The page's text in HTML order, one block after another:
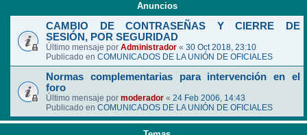
Anuncios
CAMBIO DE CONTRASEÑAS Y CIERRE DE
SESIÓN, POR SEGURIDAD
Último mensaje por Administrador « 30 Oct 2018, 23:10
Publicado en COMUNICADOS DE LA UNIÓN DE OFICIALES
Normas complementarias para intervención en el
foro
Último mensaje por moderador « 24 Feb 2006, 14:43
Publicado en COMUNICADOS DE LA UNIÓN DE OFICIALES